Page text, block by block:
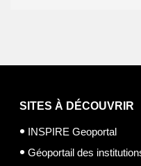
SITES À DÉCOUVRIR
INSPIRE Geoportal
Géoportail des